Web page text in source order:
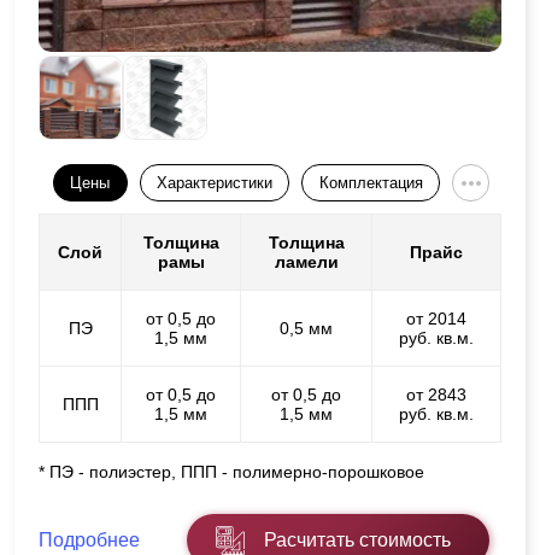
Цены Характеристики Комплектация
Слой
Толщина
рамы
Толщина
ламели
Прайс
ПЭ
от 0,5 до
1,5 мм
0,5 мм
от 2014
руб. кв.м.
ППП
от 0,5 до
1,5 мм
от 0,5 до
1,5 мм
от 2843
руб. кв.м.
* ПЭ - полиэстер, ППП - полимерно-порошковое
Подробнее Расчитать стоимость